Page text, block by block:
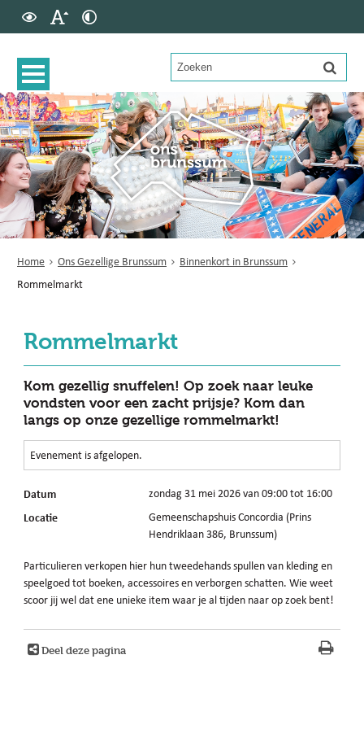
Home Ons Gezellige Brunssum
Binnenkort in Brunssum
Rommelmarkt
Rommelmarkt
Kom gezellig snuffelen! Op zoek naar leuke
vondsten voor een zacht prijsje? Kom dan
langs op onze gezellige rommelmarkt!
Evenement is afgelopen.
Datum zondag 31 mei 2026 van 09:00 tot 16:00
Locatie
Gemeenschapshuis Concordia (Prins
Hendriklaan 386, Brunssum)
Particulieren verkopen hier hun tweedehands spullen van kleding en
speelgoed tot boeken, accessoires en verborgen schatten. Wie weet
scoor jij wel dat ene unieke item waar je al tijden naar op zoek bent!
Deel deze pagina